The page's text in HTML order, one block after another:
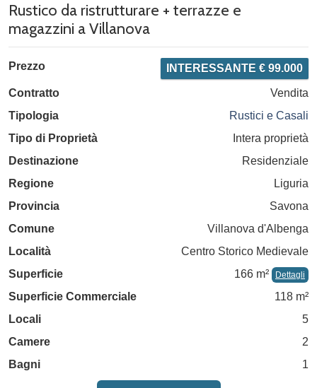
Rustico da ristrutturare + terrazze e
magazzini a Villanova
Prezzo INTERESSANTE € 99.000
Contratto
Vendita
Tipologia
Rustici e Casali
Tipo di Proprietà
Intera proprietà
Destinazione
Residenziale
Regione
Liguria
Provincia
Savona
Comune
Villanova d'Albenga
Località
Centro Storico Medievale
Superficie
166 m² Dettagli
Superficie Commerciale
118 m²
Locali
5
Camere
2
Bagni
1